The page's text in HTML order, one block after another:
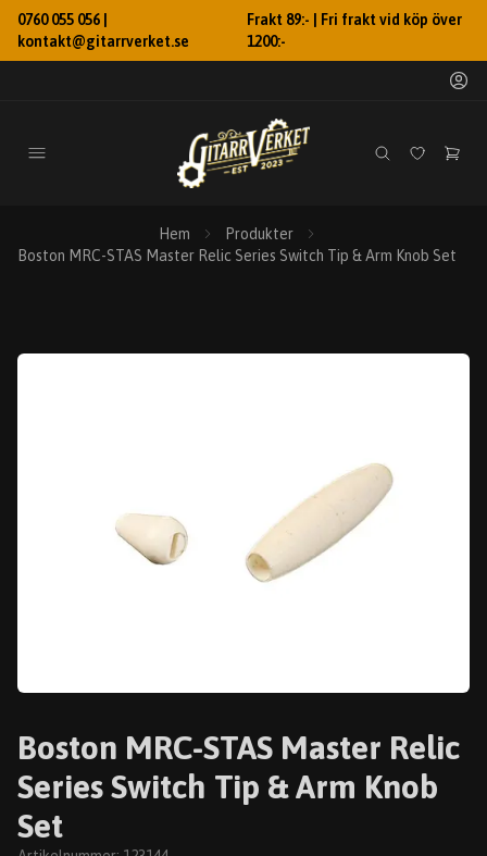
0760 055 056 |
kontakt@gitarrverket.se
Frakt 89:- | Fri frakt vid köp över
1200:-
Hem
Produkter
Boston MRC-STAS Master Relic Series Switch Tip & Arm Knob Set
Boston MRC-STAS Master Relic
Series Switch Tip & Arm Knob
Set